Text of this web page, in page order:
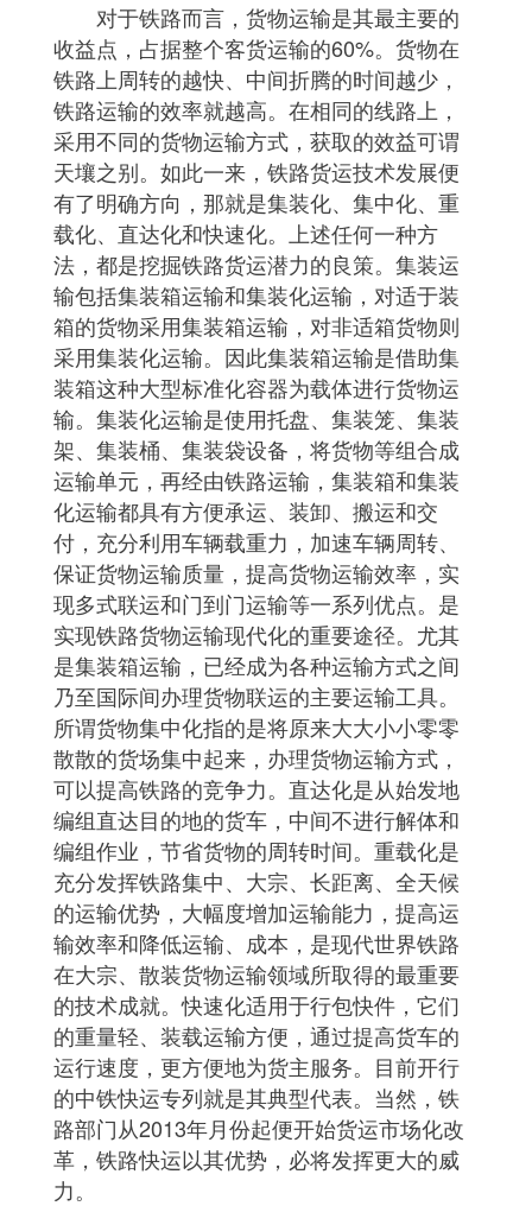
对于铁路而言，货物运输是其最主要的
收益点，占据整个客货运输的60%。货物在
铁路上周转的越快、中间折腾的时间越少，
铁路运输的效率就越高。在相同的线路上，
采用不同的货物运输方式，获取的效益可谓
天壤之别。如此一来，铁路货运技术发展便
有了明确方向，那就是集装化、集中化、重
载化、直达化和快速化。上述任何一种方
法，都是挖掘铁路货运潜力的良策。集装运
输包括集装箱运输和集装化运输，对适于装
箱的货物采用集装箱运输，对非适箱货物则
采用集装化运输。因此集装箱运输是借助集
装箱这种大型标准化容器为载体进行货物运
输。集装化运输是使用托盘、集装笼、集装
架、集装桶、集装袋设备，将货物等组合成
运输单元，再经由铁路运输，集装箱和集装
化运输都具有方便承运、装卸、搬运和交
付，充分利用车辆载重力，加速车辆周转、
保证货物运输质量，提高货物运输效率，实
现多式联运和门到门运输等一系列优点。是
实现铁路货物运输现代化的重要途径。尤其
是集装箱运输，已经成为各种运输方式之间
乃至国际间办理货物联运的主要运输工具。
所谓货物集中化指的是将原来大大小小零零
散散的货场集中起来，办理货物运输方式，
可以提高铁路的竞争力。直达化是从始发地
编组直达目的地的货车，中间不进行解体和
编组作业，节省货物的周转时间。重载化是
充分发挥铁路集中、大宗、长距离、全天候
的运输优势，大幅度增加运输能力，提高运
输效率和降低运输、成本，是现代世界铁路
在大宗、散装货物运输领域所取得的最重要
的技术成就。快速化适用于行包快件，它们
的重量轻、装载运输方便，通过提高货车的
运行速度，更方便地为货主服务。目前开行
的中铁快运专列就是其典型代表。当然，铁
路部门从2013年月份起便开始货运市场化改
革，铁路快运以其优势，必将发挥更大的威
力。